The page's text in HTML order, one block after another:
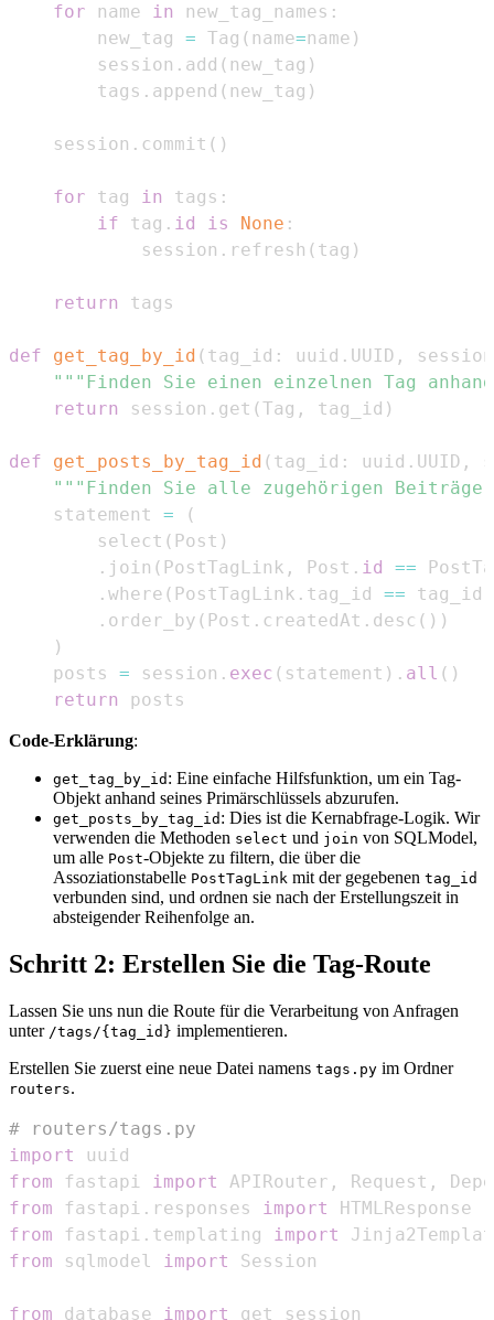
for name in new_tag_names :
        new_tag
= Tag ( name=name )
        session
. add ( new_tag )
        tags
. append ( new_tag )
    session
. commit ( )
for tag in tags :
if tag . id is None :
            session
. refresh ( tag )
return
def get_tag_by_id ( tag_id : uuid . UUID ,
session
"""Finden Sie einen einzelnen Tag
return
session . get (Tag , tag_id )
def get_posts_by_tag_id ( tag_id : uuid . UUID ,
"""Finden Sie alle zugehörigen Beiträge
    statement
=
(
        select
( Post )
. join ( PostTagLink , Post . id ==
. where ( PostTagLink . tag_id == tag_id
. order_by ( Post . createdAt . desc ( ) )
)
    posts
= session . exec ( statement ) . all ( )
return
posts
Code-Erklärung:
get_tag_by_id : Eine einfache Hilfsfunktion, um ein Tag-
Objekt anhand seines Primärschlüssels abzurufen.
get_posts_by_tag_id : Dies ist die Kernabfrage-Logik. Wir
verwenden die Methoden select und join von SQLModel,
um alle Post-Objekte zu filtern, die über die
Assoziationstabelle PostTagLink mit der gegebenen tag_id
verbunden sind, und ordnen sie nach der Erstellungszeit in
absteigender Reihenfolge an.
Schritt 2: Erstellen Sie die Tag-Route
Lassen Sie uns nun die Route für die Verarbeitung von Anfragen
unter /tags/{tag_id} implementieren.
Erstellen Sie zuerst eine neue Datei namens tags.py im Ordner
routers.
# routers/tags.py
import
from fastapi import APIRouter , Request ,
from fastapi . responses import
from fastapi . templating import
from sqlmodel import
from database import